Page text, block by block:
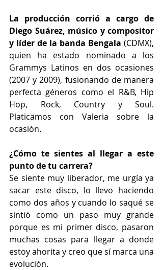
La producción corrió a cargo de
Diego Suárez, músico y compositor
y líder de la banda Bengala (CDMX),
quien ha estado nominado a los
Grammys Latinos en dos ocasiones
(2007 y 2009), fusionando de manera
perfecta géneros como el R&B, Hip
Hop, Rock, Country y Soul.
Platicamos con Valeria sobre la
ocasión.
¿Cómo te sientes al llegar a este
punto de tu carrera?
Se siente muy liberador, me urgía ya
sacar este disco, lo llevo haciendo
como dos años y cuando lo saqué se
sintió como un paso muy grande
porque es mi primer disco, pasaron
muchas cosas para llegar a donde
estoy ahorita y creo que sí marca una
evolución.